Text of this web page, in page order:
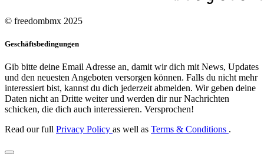
© freedombmx 2025
Geschäftsbedingungen
Gib bitte deine Email Adresse an, damit wir dich mit News, Updates
und den neuesten Angeboten versorgen können. Falls du nicht mehr
interessiert bist, kannst du dich jederzeit abmelden. Wir geben deine
Daten nicht an Dritte weiter und werden dir nur Nachrichten
schicken, die dich auch interessieren. Versprochen!
Read our full Privacy Policy as well as Terms & Conditions .